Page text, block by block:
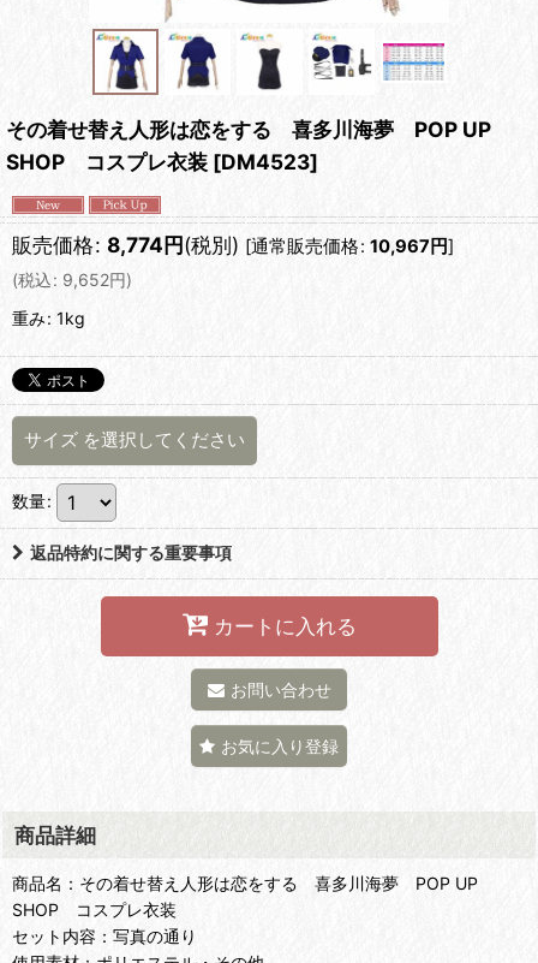
その着せ替え人形は恋をする 喜多川海夢 POP UP
SHOP コスプレ衣装 [DM4523]
販売価格: 8,774円(税別) [通常販売価格: 10,967 円]
(税込: 9,652円)
重み: 1kg
サイズ を選択してください
数量:
返品特約に関する重要事項
カートに入れる
お問い合わせ
お気に入り登録
商品詳細
商品名：その着せ替え人形は恋をする 喜多川海夢 POP UP
SHOP コスプレ衣装
セット内容：写真の通り